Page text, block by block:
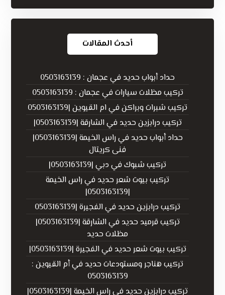
أحدث المقالات
حداد أبواب حديد في عجمان : 0503163139
تركيب مظلات سيارات في عجمان : 0503163139
تركيب شبرات وبراكن في ام القيوين |0503163139
تركيب درابزين حديد في الشارقة |0503163139|
حداد أبواب حديد في راس الخيمة |0503163139|
فنى كريتال
تركيب شبوك في دبي |0503163139|
تركيب بيوت شعر حديد في راس الخيمة
|0503163139|
تركيب درابزين حديد في الفجيرة |0503163139
تركيب قرميد حديد في الشارقة |0503163139|
مظلات حديد
تركيب بيوت شعر حديد في الفجيرة |0503163139|
تركيب هناجر ومستودعات حديد في أم القيوين :
0503163139
تركيب درابزين حديد في راس الخيمة |0503163139|